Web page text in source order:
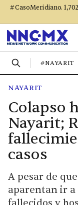
#CasoMeridiano.
#NAYARIT
NAYARIT
Colapso
Nayarit;
casos
A pesar de
aparentan ir a